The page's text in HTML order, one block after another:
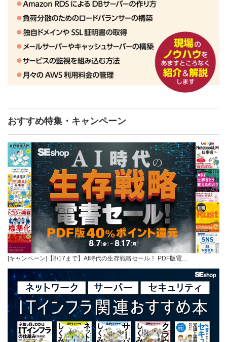
おすすめ特集・キャンペーン
[キャンペーン]【8/17まで】AI時代の生存戦略セール！ PDF版電…